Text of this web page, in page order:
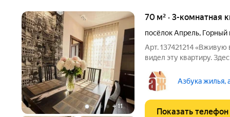
+ 11
70 м² · 3-комнатная
посёлок Апрель, Горный
Арт. 137421214 «Вживую
видел эту квартиру.
квартиру и попадаете
метровые
Азбука жилья,
Показать телефон